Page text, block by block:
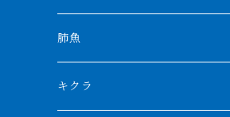
特殊アロワナ
厳選 過背金龍
ダトニオプラスワン
リアルバンド
フォーバータイガー
特殊ポリプ
プラチナ個体
ハイブリッドポリプ
シナガワダイヤ
ダイヤモンドポルカ
肺魚
ネオケラ
キクラ